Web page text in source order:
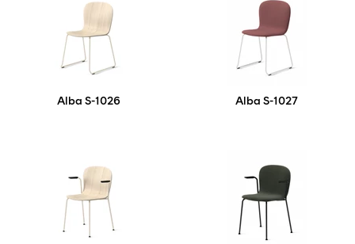
Alba S-1026 Alba S-1027